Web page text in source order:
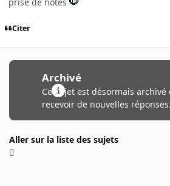
Citer
Archivé
Ce sujet est désormais
recevoir de nouvelles réponses.
Aller sur la liste des sujets